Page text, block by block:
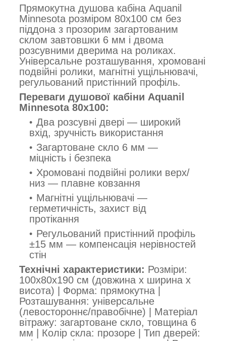
Прямокутна душова кабіна Aquanil
Minnesota розміром 80x100 см без
піддона з прозорим загартованим
склом завтовшки 6 мм і двома
розсувними дверима на роликах.
Універсальне розташування, хромовані
подвійні ролики, магнітні ущільнювачі,
регульований пристінний профіль.
Переваги душової кабіни Aquanil
Minnesota 80x100:
Два розсувні двері — широкий
вхід, зручність використання
Загартоване скло 6 мм —
міцність і безпека
Хромовані подвійні ролики верх/
низ — плавне ковзання
Магнітні ущільнювачі —
герметичність, захист від
протікання
Регульований пристінний профіль
±15 мм — компенсація нерівностей
стін
Технічні характеристики: Розміри:
100x80x190 см (довжина x ширина x
висота) | Форма: прямокутна |
Розташування: універсальне
(левостороннє/правобічне) | Матеріал
вітражу: загартоване скло, товщина 6
мм | Колір скла: прозоре | Тип дверей: